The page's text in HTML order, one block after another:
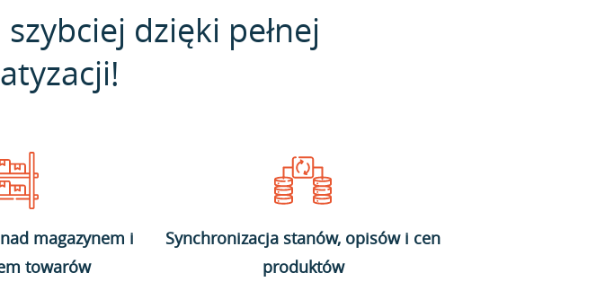
dzięki pełnej
magazynem i
towarów
Synchronizacja stanów, opisów i cen
produktów